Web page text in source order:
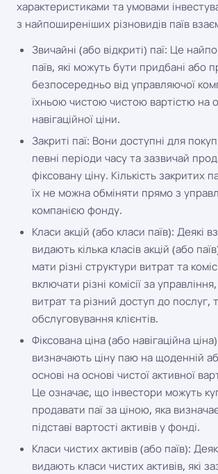
характеристиками та умовами
з найпоширеніших різновидів паїв
Звичайні (або відкриті) паї: Це
паїв, які можуть бути придбані або
безпосередньо від управляючої
їхньою чистою чистою вартістю на
навігаційної ціни.
Закриті паї: Вони доступні для
певні періоди часу та зазвичай
фіксовану ціну. Кількість закритих
їх не можна обміняти прямо з
компанією фонду.
Класи акцій (або класи паїв): Деякі
видають кілька класів акцій (або
мати різні структури витрат та
включати різні комісії за управління,
витрат та різний доступ до послуг,
обслуговування клієнтів.
Фіксована ціна (або навігаційна
визначають ціну паю на щоденній
основі на основі чистої активної
Це означає, що інвестори можуть
продавати паї за ціною, яка
підставі вартості активів у фонді.
Класи чистих активів (або паїв):
видають класи чистих активів, які